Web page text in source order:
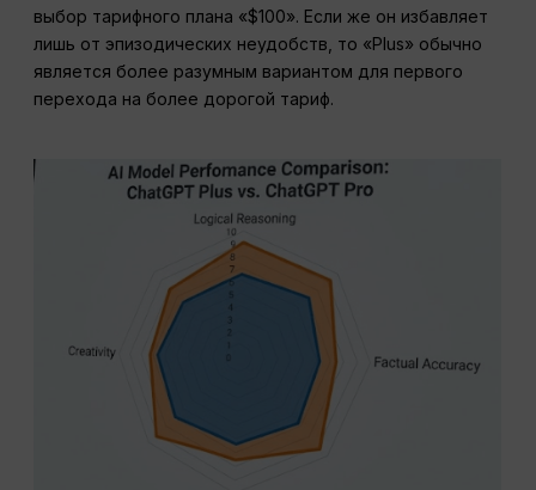
выбор тарифного плана «$100». Если же он избавляет
лишь от эпизодических неудобств, то «Plus» обычно
является более разумным вариантом для первого
перехода на более дорогой тариф.